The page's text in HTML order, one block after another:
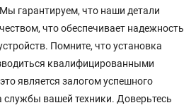
гарантируем, что наши детали
что обеспечивает надежность
Помните, что установка
квалифицированными
является залогом успешного
службы вашей техники. Доверьтесь